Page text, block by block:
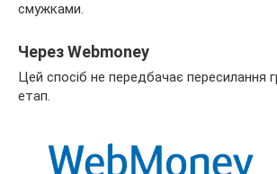
смужками.
Через Webmoney
Цей спосіб не передбачає пересилання
етап.